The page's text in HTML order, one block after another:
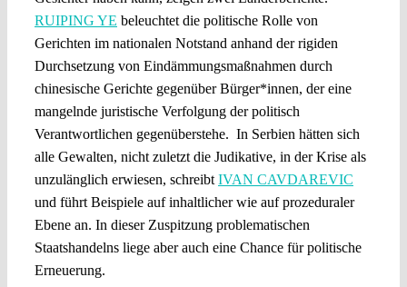
RUIPING YE beleuchtet die politische Rolle von
Gerichten im nationalen Notstand anhand der rigiden
Durchsetzung von Eindämmungsmaßnahmen durch
chinesische Gerichte gegenüber Bürger*innen, der eine
mangelnde juristische Verfolgung der politisch
Verantwortlichen gegenüberstehe. In Serbien hätten sich
alle Gewalten, nicht zuletzt die Judikative, in der Krise als
unzulänglich erwiesen, schreibt IVAN CAVDAREVIC
und führt Beispiele auf inhaltlicher wie auf prozeduraler
Ebene an. In dieser Zuspitzung problematischen
Staatshandelns liege aber auch eine Chance für politische
Erneuerung.